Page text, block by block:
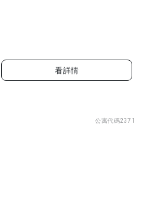
看詳情
公寓代碼2371